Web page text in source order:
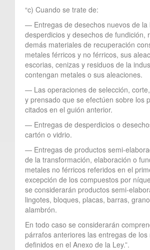
“c) Cuando se trate de:
— Entregas de desechos nuevos de la
desperdicios y desechos de fundición,
demás materiales de recuperación
metales férricos y no férricos, sus
escorias, cenizas y residuos de la
contengan metales o sus aleaciones.
— Las operaciones de selección,
y prensado que se efectúen sobre los
citados en el guión anterior.
— Entregas de desperdicios o
cartón o vidrio.
— Entregas de productos semi-
de la transformación, elaboración o
metales no férricos referidos en el
excepción de los compuestos por
se considerarán productos semi-
lingotes, bloques, placas, barras,
alambrón.
En todo caso se considerarán
párrafos anteriores las entregas de los
definidos en el Anexo de la Ley.”.